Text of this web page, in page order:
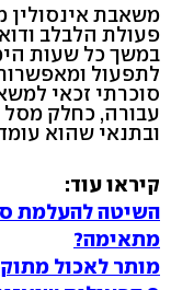
משאבת אינסולין
פעולת הלבלב
במשך כל שעות
לתפעול
סוכרתי זכאי
עבורה, כחלק
ובתנאי שהוא
קיראו עוד:
מתאימה?
מותר לאכול